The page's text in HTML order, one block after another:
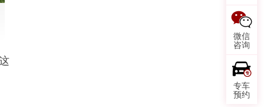
微信
咨询
专车
预约